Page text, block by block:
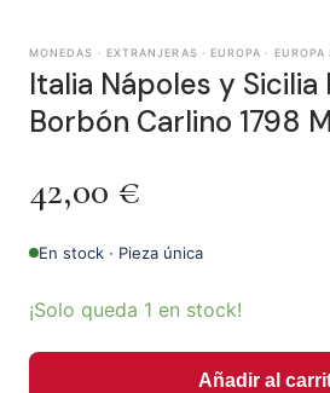
MONEDAS · EXTRANJERAS · EUROPA · EUROPA
Italia Nápoles y Sicilia
Borbón Carlino 1798
42,00 €
En stock · Pieza única
¡Solo queda 1 en stock!
Añadir al